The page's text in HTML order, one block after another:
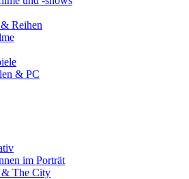
Reihen
& PC
im Porträt
The City